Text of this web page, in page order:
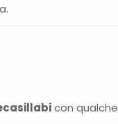
con qualche